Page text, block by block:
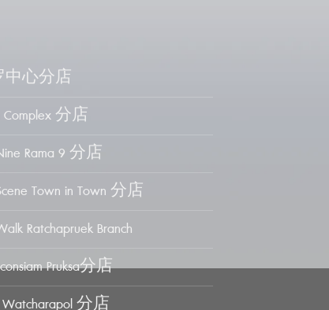
中心分店
Complex 分店
Rama 9 分店
Town in Town 分店
Ratchapruek Branch
Pruksa分店
Watcharapol 分店